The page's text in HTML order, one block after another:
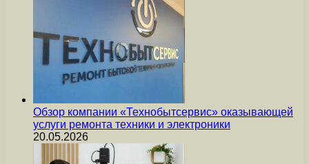
Обзор компании «Технобытсервис» оказывающей
услуги ремонта техники и электроники
20.05.2026